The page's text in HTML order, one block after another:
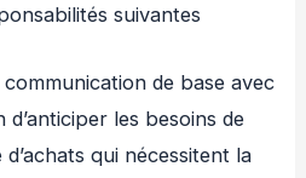
suivantes
de base avec
les besoins de
qui nécessitent la